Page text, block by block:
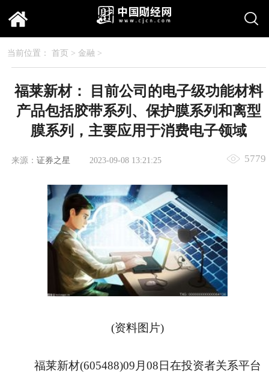
当前位置： 首页 > 金融 >
福莱新材： 目前公司的电子级功能材料
产品包括胶带系列、保护膜系列和离型
膜系列，主要应用于消费电子领域
来源： 证券之星 2023-09-08 13:21:25 5779
(资料图片)
福莱新材(605488)09月08日在投资者关系平台